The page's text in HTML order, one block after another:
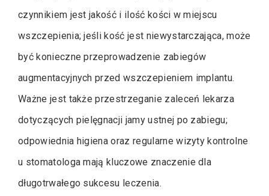
czynnikiem jest jakość i ilość kości w miejscu
wszczepienia; jeśli kość jest niewystarczająca, może
być konieczne przeprowadzenie zabiegów
augmentacyjnych przed wszczepieniem implantu.
Ważne jest także przestrzeganie zaleceń lekarza
dotyczących pielęgnacji jamy ustnej po zabiegu;
odpowiednia higiena oraz regularne wizyty kontrolne
u stomatologa mają kluczowe znaczenie dla
długotrwałego sukcesu leczenia.